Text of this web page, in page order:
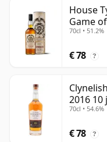
House
Game
70cl • 51.2%
€ 78 ?
2016 10
70cl • 54.6%
€ 78 ?